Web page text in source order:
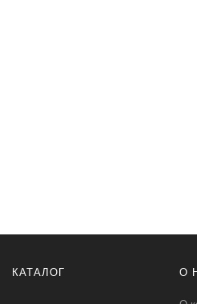
КАТАЛОГ О